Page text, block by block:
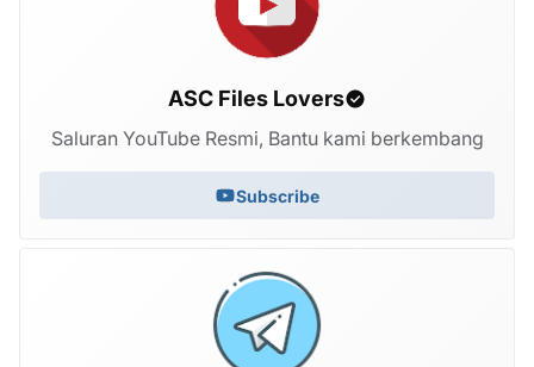
ASC Files Lovers
Saluran YouTube Resmi, Bantu kami berkembang
Subscribe